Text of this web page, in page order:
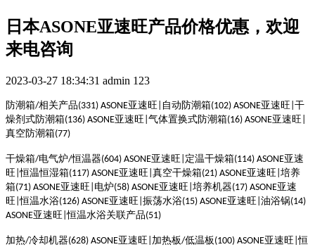
日本ASONE亚速旺产品价格优惠，欢迎
来电咨询
2023-03-27 18:34:31 admin 123
防潮箱/相关产品(331) ASONE亚速旺 自动防潮箱(102) ASONE亚速旺 干
燥剂式防潮箱(136) ASONE亚速旺 气体置换式防潮箱(16) ASONE亚速旺
真空防潮箱(77)
干燥箱/电气炉/恒温器(604) ASONE亚速旺 定温干燥箱(114) ASONE亚速
旺 |恒温恒湿箱(117) ASONE亚速旺 真空干燥箱(21) ASONE亚速旺 培养
箱(71) ASONE亚速旺 电炉(58) ASONE亚速旺 培养机器(17) ASONE亚速
旺 |恒温水浴(126) ASONE亚速旺 振荡水浴(15) ASONE亚速旺 油浴锅(14)
ASONE亚速旺 |恒温水浴关联产品(51)
加热/冷却机器(628) ASONE亚速旺 加热板/低温板 (100) ASONE亚速旺 |恒